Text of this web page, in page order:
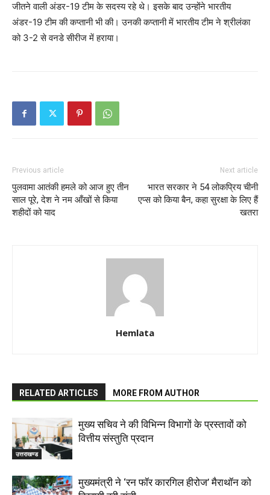
जीतने वाली अंडर-19 टीम के सदस्य रहे थे। इसके बाद उन्होंने भारतीय
अंडर-19 टीम की कप्तानी भी की। उनकी कप्तानी में भारतीय टीम ने श्रीलंका
को 3-2 से वनडे सीरीज में हराया।
Previous article
पुलवामा आतंकी हमले को आज हुए तीन
साल पूरे, देश ने नम आँखों से किया
शहीदों को याद
Next article
भारत सरकार ने 54 लोकप्रिय चीनी
एप्स को किया बैन, कहा सुरक्षा के लिए हैं
खतरा
Hemlata
RELATED ARTICLES MORE FROM AUTHOR
उत्तराखण्ड
मुख्य सचिव ने की विभिन्न विभागों के प्रस्तावों को
वित्तीय संस्तुति प्रदान
मुख्यमंत्री ने ‘रन फॉर कारगिल हीरोज’ मैराथॉन को